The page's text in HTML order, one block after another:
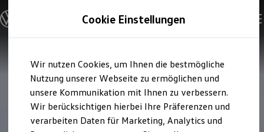
Hauptinhalt
springen
Footer
springen
Modelle & Konfigurator
Nutzfahrzeugkategorien entdecken
Modelle konfigurieren
Vorgängermodelle und Oldtimer
Vorgängermodelle
Oldtimer
Bulli Historie
Branchenlösungen & Gewerbekunden
Umbaulösungen und Hersteller finden
Cookie Einstellungen
Wir nutzen Cookies, um Ihnen die bestmögliche
Nutzung unserer Webseite zu ermöglichen und
unsere Kommunikation mit Ihnen zu verbessern.
Wir berücksichtigen hierbei Ihre Präferenzen und
verarbeiten Daten für Marketing, Analytics und